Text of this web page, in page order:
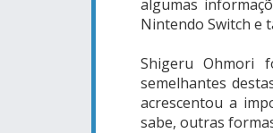
algumas
Nintendo Switch e
Shigeru Ohmori
semelhantes
acrescentou a
sabe, outras